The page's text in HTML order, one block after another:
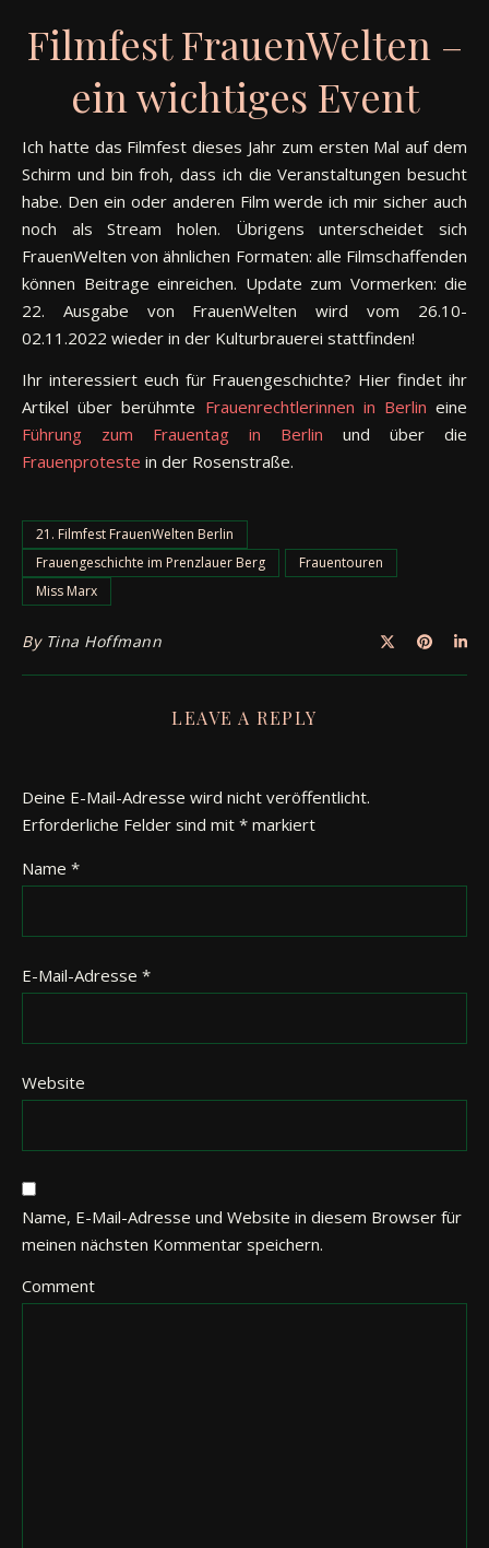
Filmfest FrauenWelten –
ein wichtiges Event
Ich hatte das Filmfest dieses Jahr zum ersten Mal auf dem
Schirm und bin froh, dass ich die Veranstaltungen besucht
habe. Den ein oder anderen Film werde ich mir sicher auch
noch als Stream holen. Übrigens unterscheidet sich
FrauenWelten von ähnlichen Formaten: alle Filmschaffenden
können Beitrage einreichen. Update zum Vormerken: die
22. Ausgabe von FrauenWelten wird vom 26.10-
02.11.2022 wieder in der Kulturbrauerei stattfinden!
Ihr interessiert euch für Frauengeschichte? Hier findet ihr
Artikel über berühmte Frauenrechtlerinnen in Berlin eine
Führung zum Frauentag in Berlin und über die
Frauenproteste in der Rosenstraße.
21. Filmfest FrauenWelten Berlin
Frauengeschichte im Prenzlauer Berg
Frauentouren
Miss Marx
By Tina Hoffmann
LEAVE A REPLY
Deine E-Mail-Adresse wird nicht veröffentlicht.
Erforderliche Felder sind mit * markiert
Name *
E-Mail-Adresse *
Website
Name, E-Mail-Adresse und Website in diesem Browser für
meinen nächsten Kommentar speichern.
Comment